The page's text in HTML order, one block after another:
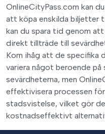
OnlineCityPass.com kan
att köpa enskilda biljetter
kan du spara tid genom
direkt tillträde till
Kom ihåg att de specifika
variera något beroende på
sevärdheterna, men
effektivisera processen
stadsvistelse, vilket gör
kostnadseffektivt